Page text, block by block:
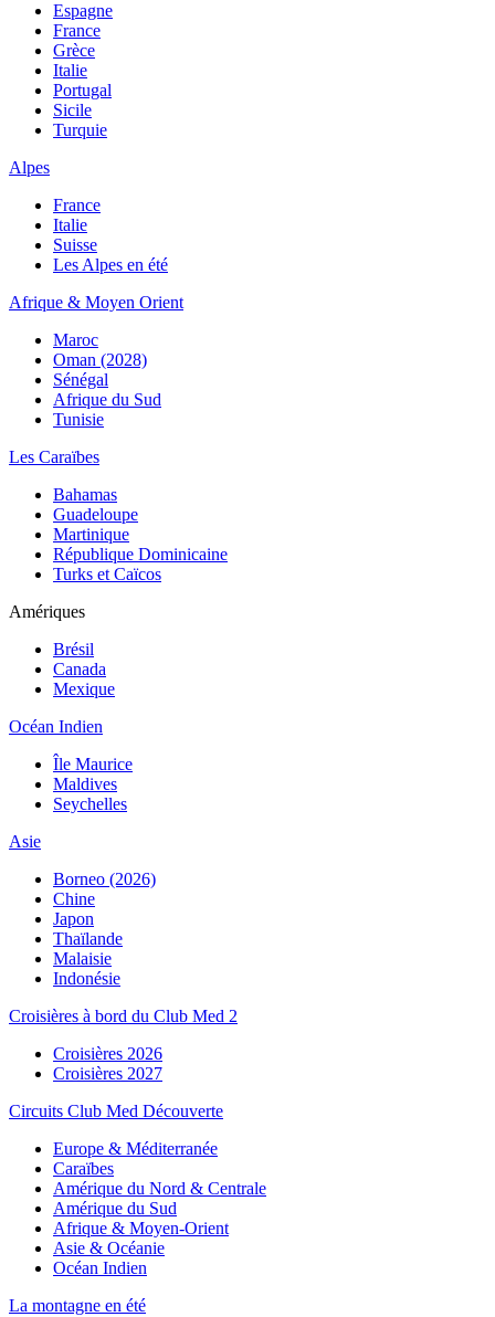
Espagne
France
Grèce
Italie
Portugal
Sicile
Turquie
Alpes
France
Italie
Suisse
Les Alpes en été
Afrique & Moyen Orient
Maroc
Oman (2028)
Sénégal
Afrique du Sud
Tunisie
Les Caraïbes
Bahamas
Guadeloupe
Martinique
République Dominicaine
Turks et Caïcos
Amériques
Brésil
Canada
Mexique
Océan Indien
Île Maurice
Maldives
Seychelles
Asie
Borneo (2026)
Chine
Japon
Thaïlande
Malaisie
Indonésie
Croisières à bord du Club Med 2
Croisières 2026
Croisières 2027
Circuits Club Med Découverte
Europe & Méditerranée
Caraïbes
Amérique du Nord & Centrale
Amérique du Sud
Afrique & Moyen-Orient
Asie & Océanie
Océan Indien
La montagne en été